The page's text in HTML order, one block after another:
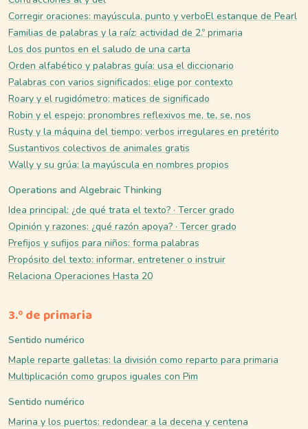
Corregir oraciones: mayúscula, punto y verboEl estanque de Pearl
Familias de palabras y la raíz: actividad de 2.º primaria
Los dos puntos en el saludo de una carta
Orden alfabético y palabras guía: usa el diccionario
Palabras con varios significados: elige por contexto
Roary y el rugidómetro: matices de significado
Robin y el espejo: pronombres reflexivos me, te, se, nos
Rusty y la máquina del tiempo: verbos irregulares en pretérito
Sustantivos colectivos de animales gratis
Wally y su grúa: la mayúscula en nombres propios
Operations and Algebraic Thinking
Idea principal: ¿de qué trata el texto? · Tercer grado
Opinión y razones: ¿qué razón apoya? · Tercer grado
Prefijos y sufijos para niños: forma palabras
Propósito del texto: informar, entretener o instruir
Relaciona Operaciones Hasta 20
3.º de primaria
Sentido numérico
Maple reparte galletas: la división como reparto para primaria
Multiplicación como grupos iguales con Pim
Sentido numérico
Marina y los puertos: redondear a la decena y centena